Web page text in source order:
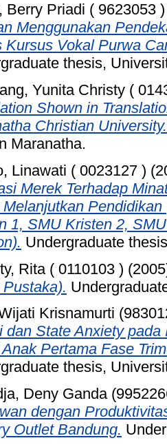
Berry Priadi ( 9623053 )
Menggunakan
Kursus Vokal Purwa
thesis,
Yunita Christy (
Shown in
Christian University.
Maranatha.
Linawati ( 0023127 )
Merek Terhadap
Melanjutkan
1, SMU Kristen 2,
Undergraduate
Rita ( 0110103 )
Krisnamurti
dan State Anxiety
Pertama Fase
thesis,
Deny Ganda
dengan
Outlet Bandung.